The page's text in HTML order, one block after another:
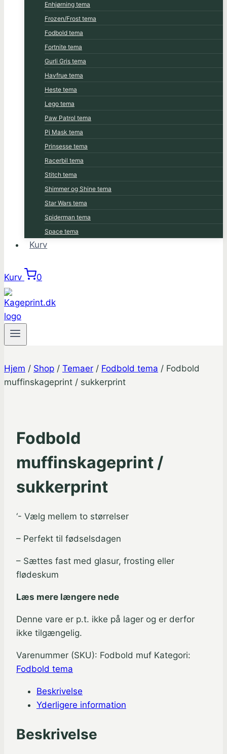
Enhjørning tema
Frozen/Frost tema
Fodbold tema
Fortnite tema
Gurli Gris tema
Havfrue tema
Heste tema
Lego tema
Paw Patrol tema
Pj Mask tema
Prinsesse tema
Racerbil tema
Stitch tema
Shimmer og Shine tema
Star Wars tema
Spiderman tema
Space tema
Kurv
Kurv 0
Hjem / Shop / Temaer / Fodbold tema / Fodbold
muffinskageprint / sukkerprint
Fodbold
muffinskageprint /
sukkerprint
‘- Vælg mellem to størrelser
– Perfekt til fødselsdagen
– Sættes fast med glasur, frosting eller
flødeskum
Læs mere længere nede
Denne vare er p.t. ikke på lager og er derfor
ikke tilgængelig.
Varenummer (SKU): Fodbold muf Kategori:
Fodbold tema
Beskrivelse
Yderligere information
Beskrivelse